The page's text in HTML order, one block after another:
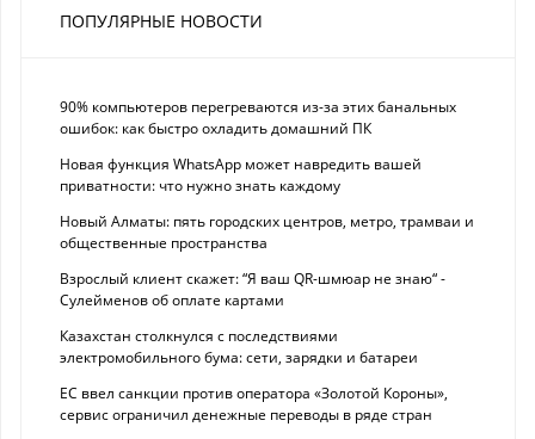
ПОПУЛЯРНЫЕ НОВОСТИ
90% компьютеров перегреваются из-за этих банальных
ошибок: как быстро охладить домашний ПК
Новая функция WhatsApp может навредить вашей
приватности: что нужно знать каждому
Новый Алматы: пять городских центров, метро, трамваи и
общественные пространства
Взрослый клиент скажет: “Я ваш QR-шмюар не знаю“ -
Сулейменов об оплате картами
Казахстан столкнулся с последствиями
электромобильного бума: сети, зарядки и батареи
ЕС ввел санкции против оператора «Золотой Короны»,
сервис ограничил денежные переводы в ряде стран